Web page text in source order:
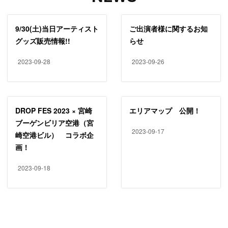
9/30(土)当日アーティスト
グッズ販売情報!!
2023-09-28
ご出演者様に関するお知
らせ
2023-09-26
DROP FES 2023 × 宮崎
ブーゲンビリア空港（宮
崎空港ビル） コラボ企
画！
2023-09-18
エリアマップ 公開！
2023-09-17